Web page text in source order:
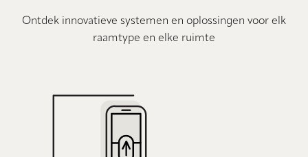
Ontdek innovatieve systemen en oplossingen voor elk
raamtype en elke ruimte